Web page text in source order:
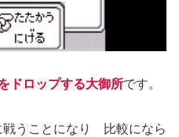
ドロップする大御所です。
戦うことになり 比較になら